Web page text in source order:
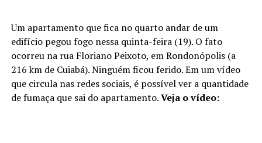
Um apartamento que fica no quarto andar de um
edifício pegou fogo nessa quinta-feira (19). O fato
ocorreu na rua Floriano Peixoto, em Rondonópolis (a
216 km de Cuiabá). Ninguém ficou ferido. Em um vídeo
que circula nas redes sociais, é possível ver a quantidade
de fumaça que sai do apartamento.Veja o vídeo: